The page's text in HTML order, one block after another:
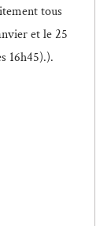
onglet)
tous
et le 25
16h45).).